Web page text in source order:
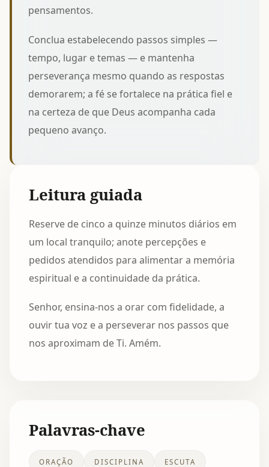
pensamentos.
Conclua estabelecendo passos simples —
tempo, lugar e temas — e mantenha
perseverança mesmo quando as respostas
demorarem; a fé se fortalece na prática fiel e
na certeza de que Deus acompanha cada
pequeno avanço.
Leitura guiada
Reserve de cinco a quinze minutos diários em
um local tranquilo; anote percepções e
pedidos atendidos para alimentar a memória
espiritual e a continuidade da prática.
Senhor, ensina-nos a orar com fidelidade, a
ouvir tua voz e a perseverar nos passos que
nos aproximam de Ti. Amém.
Palavras-chave
ORAÇÃO DISCIPLINA ESCUTA